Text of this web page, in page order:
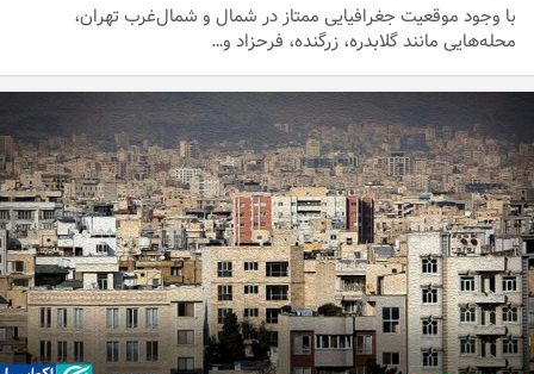
با وجود موقعیت جغرافیایی ممتاز در شمال و شمال‌غرب تهران،
محله‌هایی مانند گلابدره، زرگنده، فرحزاد و…